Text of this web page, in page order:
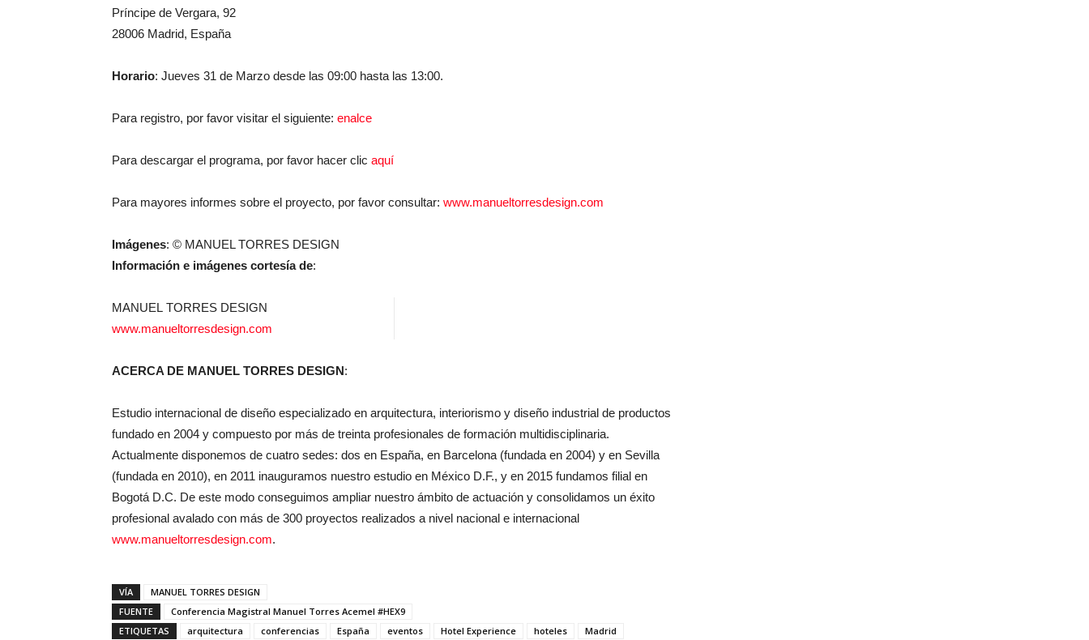
Príncipe de Vergara, 92
28006 Madrid, España
Horario: Jueves 31 de Marzo desde las 09:00 hasta las 13:00.
Para registro, por favor visitar el siguiente: enalce
Para descargar el programa, por favor hacer clic aquí
Para mayores informes sobre el proyecto, por favor consultar: www.manueltorresdesign.com
Imágenes: © MANUEL TORRES DESIGN
Información e imágenes cortesía de:
MANUEL TORRES DESIGN
www.manueltorresdesign.com
ACERCA DE MANUEL TORRES DESIGN:
Estudio internacional de diseño especializado en arquitectura, interiorismo y diseño industrial de productos
fundado en 2004 y compuesto por más de treinta profesionales de formación multidisciplinaria.
Actualmente disponemos de cuatro sedes: dos en España, en Barcelona (fundada en 2004) y en Sevilla
(fundada en 2010), en 2011 inauguramos nuestro estudio en México D.F., y en 2015 fundamos filial en
Bogotá D.C. De este modo conseguimos ampliar nuestro ámbito de actuación y consolidamos un éxito
profesional avalado con más de 300 proyectos realizados a nivel nacional e internacional
www.manueltorresdesign.com.
VÍA
MANUEL TORRES DESIGN
FUENTE
Conferencia Magistral Manuel Torres Acemel #HEX9
ETIQUETAS
arquitectura conferencias España eventos Hotel Experience hoteles Madrid